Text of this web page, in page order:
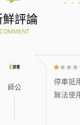
鮮評論
COMMENT
師公
停車抵
無法使